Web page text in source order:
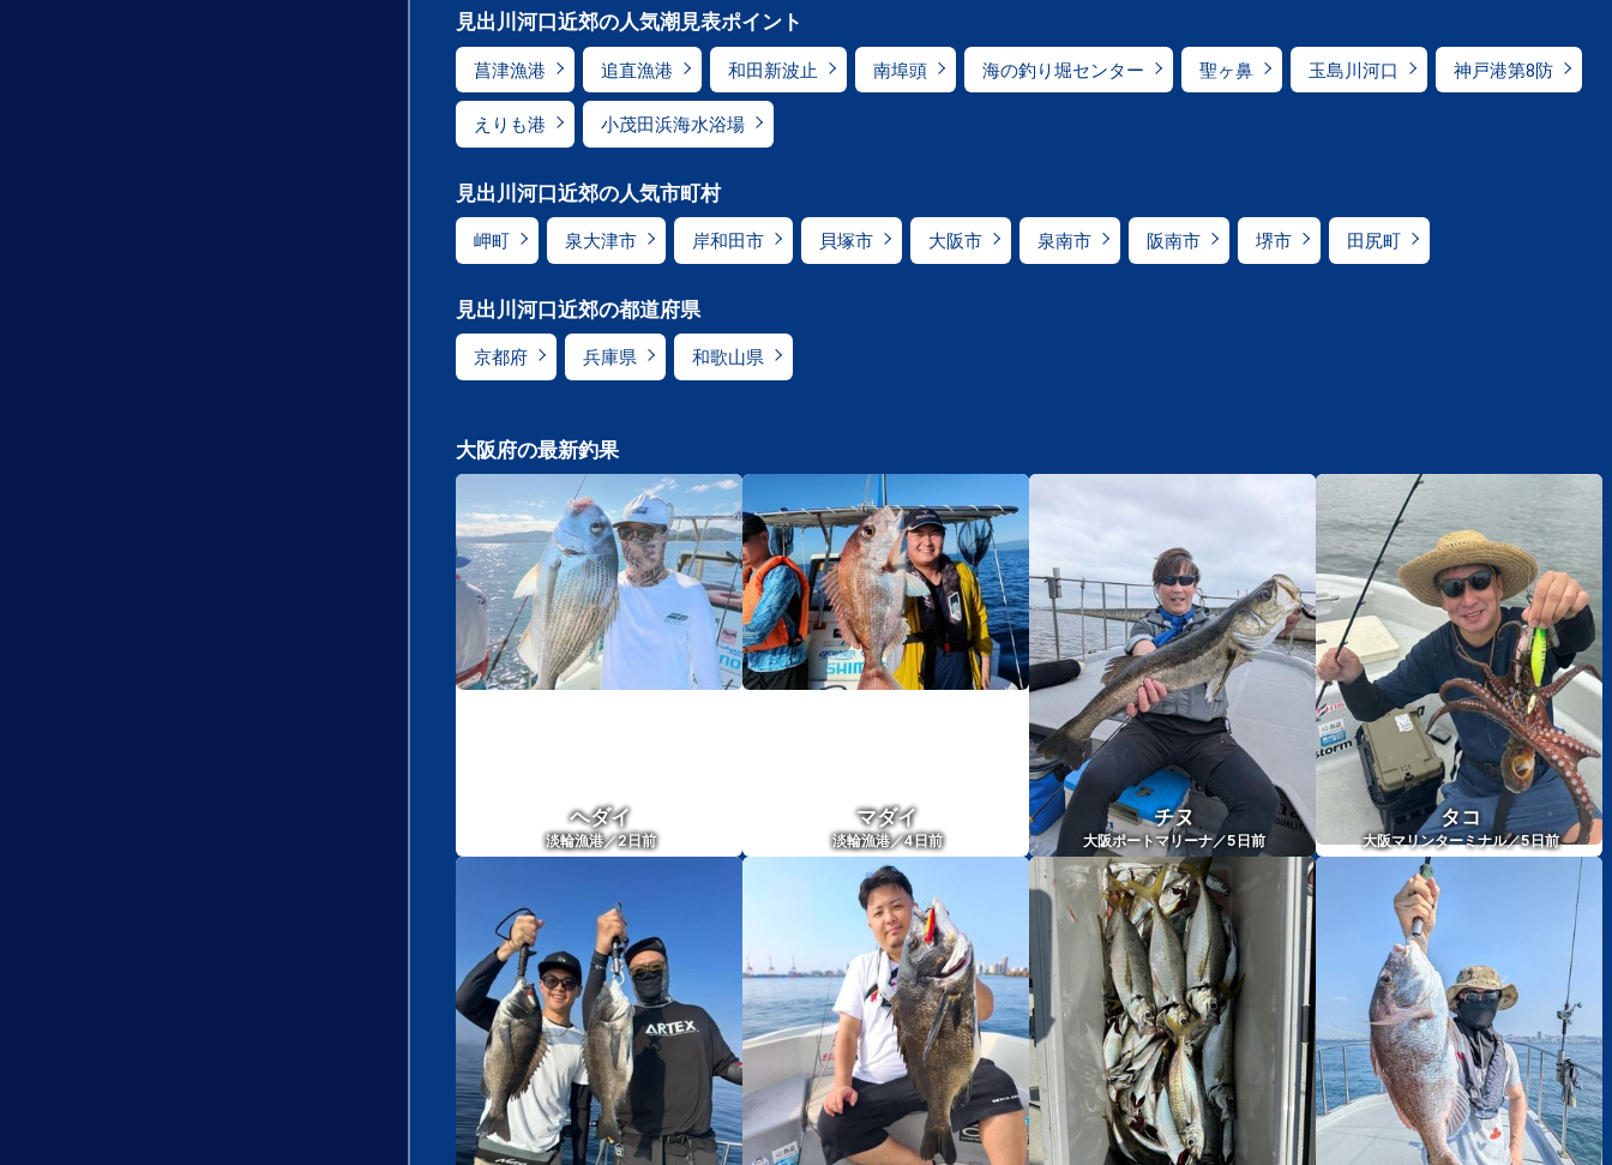
見出川河口近郊の人気潮見表ポイント
菖津漁港 追直漁港 和田新波止 南埠頭 海の釣り堀センター 聖ヶ鼻 玉島川河口 神戸港第8防
えりも港 小茂田浜海水浴場
見出川河口近郊の人気市町村
岬町 泉大津市 岸和田市 貝塚市 大阪市 泉南市 阪南市 堺市 田尻町
見出川河口近郊の都道府県
京都府 兵庫県 和歌山県
大阪府の最新釣果
ヘダイ
淡輪漁港／2日前
マダイ
淡輪漁港／4日前
チヌ
大阪ポートマリーナ／5 日前
タコ
大阪マリンターミナル／5日前